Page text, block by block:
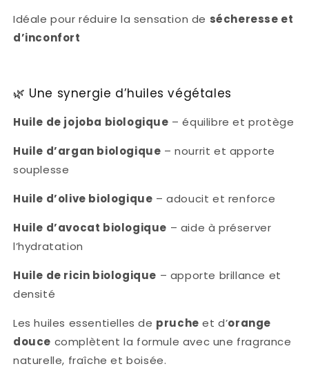
Idéale pour réduire la sensation de sécheresse et
d’inconfort
🌿 Une synergie d’huiles végétales
Huile de jojoba biologique – équilibre et protège
Huile d’argan biologique – nourrit et apporte
souplesse
Huile d’olive biologique – adoucit et renforce
Huile d’avocat biologique – aide à préserver
l’hydratation
Huile de ricin biologique – apporte brillance et
densité
Les huiles essentielles de pruche et d’orange
douce complètent la formule avec une fragrance
naturelle, fraîche et boisée.